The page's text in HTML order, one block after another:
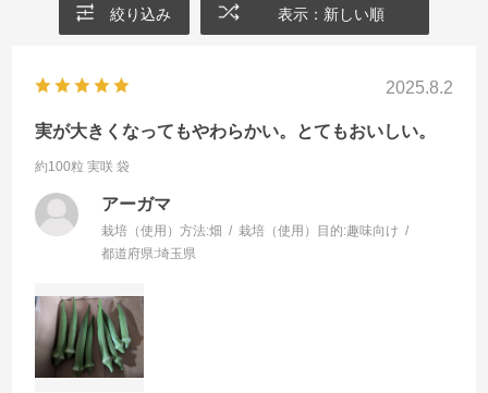
絞り込み 表示：新しい順
2025.8.2
実が大きくなってもやわらかい。とてもおいしい。
約100粒 実咲 袋
アーガマ
栽培（使用）方法:畑 栽培（使用）目的:趣味向け
都道府県:埼玉県